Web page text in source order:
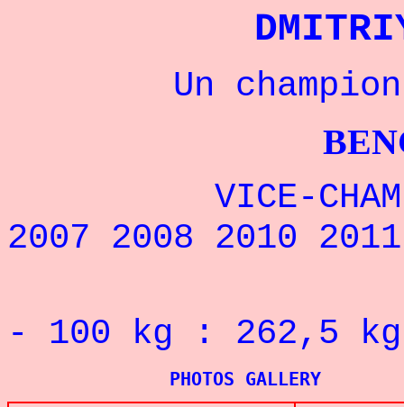
Un champion
VICE-
2007 2008 2010 2011
- 100 kg : 262,5 kg
PHOTOS GALLERY